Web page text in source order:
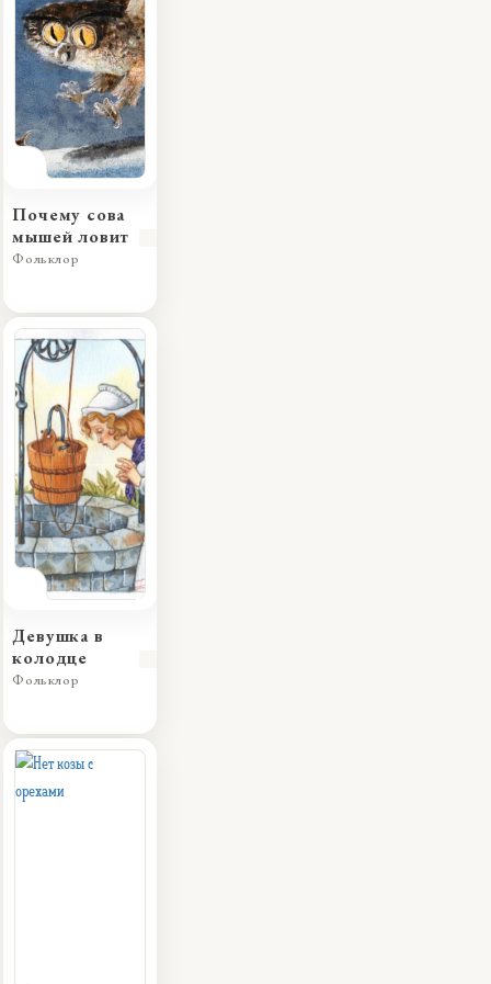
Почему сова
мышей ловит
Фольклор
Девушка в
колодце
Фольклор